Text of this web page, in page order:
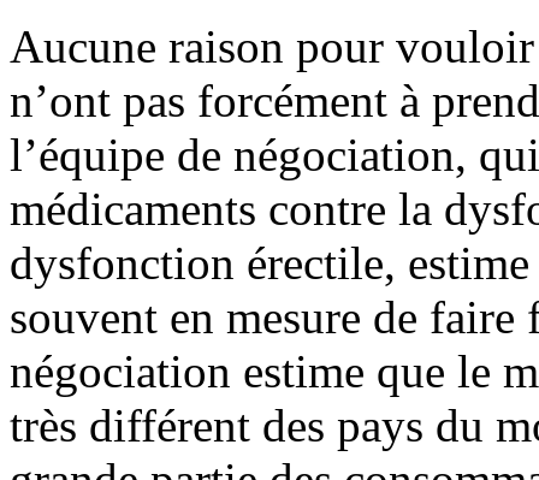
Aucune raison pour
n’ont pas forcément à
l’équipe de négociation,
médicaments contre la
dysfonction érectile,
souvent en mesure de faire
négociation estime que le
très différent des pays du